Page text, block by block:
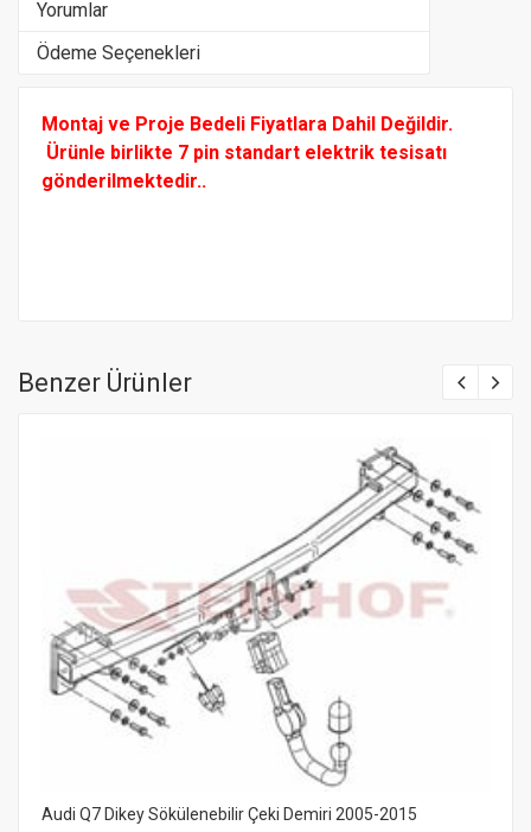
Yorumlar
Ödeme Seçenekleri
Montaj ve Proje Bedeli Fiyatlara Dahil Değildir.
Ürünle birlikte 7 pin standart elektrik tesisatı
gönderilmektedir..
Benzer Ürünler
Audi Q7 Dikey Sökülenebilir Çeki Demiri 2005-2015